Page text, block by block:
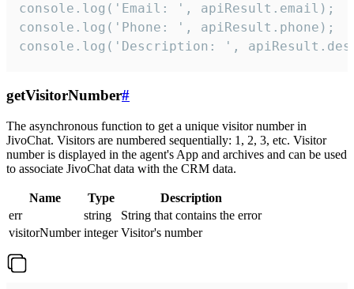
console.log('Email: ', apiResult.email);
console.log('Phone: ', apiResult.phone);
console.log('Description: ',
getVisitorNumber#
The asynchronous function to get a unique visitor number in
JivoChat. Visitors are numbered sequentially: 1, 2, 3, etc. Visitor
number is displayed in the agent's App and archives and can be used
to associate JivoChat data with the CRM data.
Name Type
Description
err
string
String that contains the error
visitorNumber integer Visitor's number